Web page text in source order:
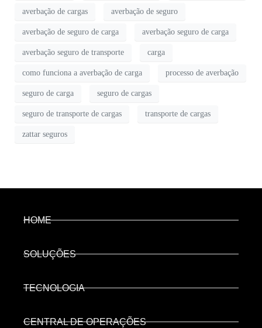
averbação de cargas averbação de seguro
averbação de seguro de carga averbação seguro de carga
averbação seguro de transporte carga
como funciona a averbação de carga processo de averbação
seguro de carga seguro de cargas
seguro de transporte de cargas transporte de cargas
zattar seguros
HOME
SOLUÇÕES
TECNOLOGIA
CENTRAL DE OPERAÇÕES